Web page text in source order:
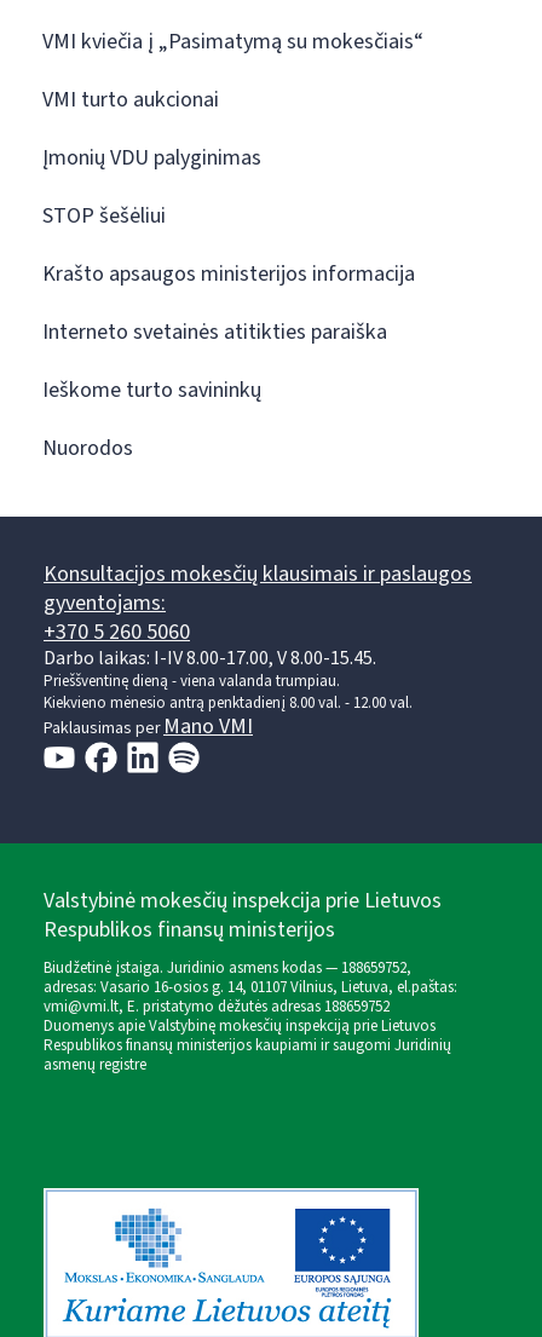
VMI kviečia į „Pasimatymą su mokesčiais“
VMI turto aukcionai
Įmonių VDU palyginimas
STOP šešėliui
Krašto apsaugos ministerijos informacija
Interneto svetainės atitikties paraiška
Ieškome turto savininkų
Nuorodos
Konsultacijos mokesčių klausimais ir paslaugos
gyventojams:
+370 5 260 5060
Darbo laikas: I-IV 8.00-17.00, V 8.00-15.45.
Prieššventinę dieną - viena valanda trumpiau.
Kiekvieno mėnesio antrą penktadienį 8.00 val. - 12.00 val.
Paklausimas perMano VMI
Valstybinė mokesčių inspekcija prie Lietuvos
Respublikos finansų ministerijos
Biudžetinė įstaiga. Juridinio asmens kodas — 188659752,
adresas: Vasario 16-osios g. 14, 01107 Vilnius, Lietuva, el.paštas:
vmi@vmi.lt, E. pristatymo dėžutės adresas 188659752
Duomenys apie Valstybinę mokesčių inspekciją prie Lietuvos
Respublikos finansų ministerijos kaupiami ir saugomi Juridinių
asmenų registre